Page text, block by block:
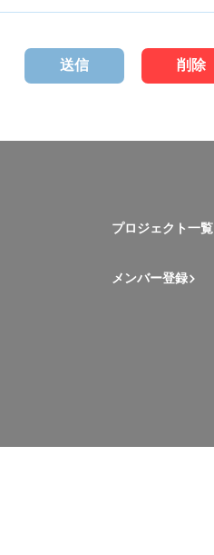
送信 削除
プロジェクト一覧
メンバー登録